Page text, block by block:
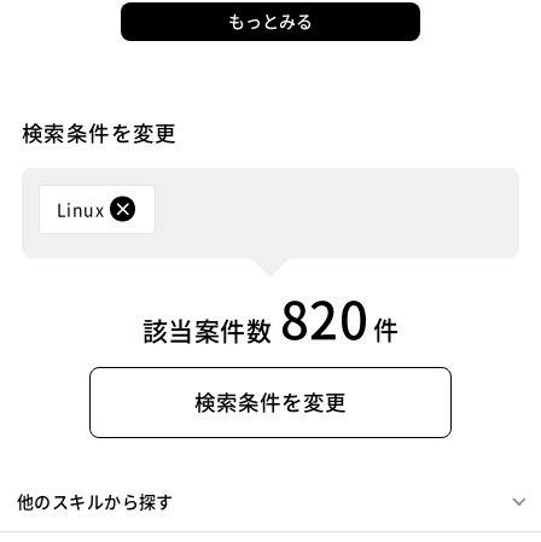
もっとみる
検索条件を変更
Linux
該当案件数 820 件
検索条件を変更
他のスキルから探す